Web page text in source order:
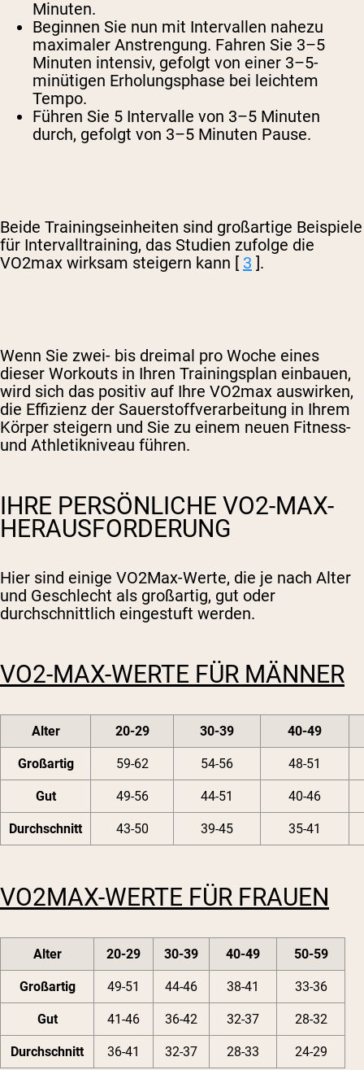
Minuten.
Beginnen Sie nun mit Intervallen nahezu
maximaler Anstrengung. Fahren Sie 3–5
Minuten intensiv, gefolgt von einer 3–5-
minütigen Erholungsphase bei leichtem
Tempo.
Führen Sie 5 Intervalle von 3–5 Minuten
durch, gefolgt von 3–5 Minuten Pause.
Beide Trainingseinheiten sind großartige Beispiele
für Intervalltraining, das Studien zufolge die
VO2max wirksam steigern kann [ 3 ].
Wenn Sie zwei- bis dreimal pro Woche eines
dieser Workouts in Ihren Trainingsplan einbauen,
wird sich das positiv auf Ihre VO2max auswirken,
die Effizienz der Sauerstoffverarbeitung in Ihrem
Körper steigern und Sie zu einem neuen Fitness-
und Athletikniveau führen.
IHRE PERSÖNLICHE VO2-MAX-
HERAUSFORDERUNG
Hier sind einige VO2Max-Werte, die je nach Alter
und Geschlecht als großartig, gut oder
durchschnittlich eingestuft werden.
VO2-MAX-WERTE FÜR MÄNNER
Alter 20-29 30-39 40-49
Großartig 59-62 54-56 48-51
Gut 49-56 44-51 40-46
Durchschnitt 43-50 39-45 35-41
VO2MAX-WERTE FÜR FRAUEN
Alter 20-29 30-39 40-49 50-59
Großartig 49-51 44-46 38-41 33-36
Gut 41-46 36-42 32-37 28-32
Durchschnitt 36-41 32-37 28-33 24-29